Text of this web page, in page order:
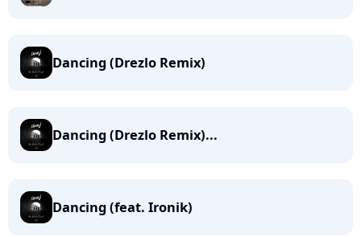
Dancing (Drezlo Remix)
Dancing (Drezlo Remix)...
Dancing (feat. Ironik)